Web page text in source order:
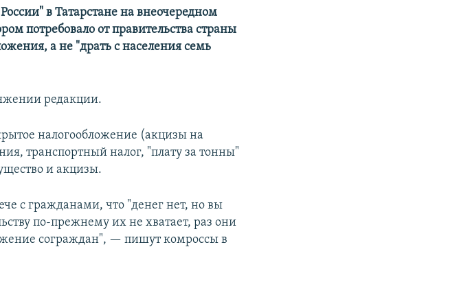
в Татарстане на внеочередном
потребовало от правительства страны
а не "драть с населения семь
редакции.
налогообложение (акцизы на
транспортный налог, "плату за тонны"
и акцизы.
с гражданами, что "денег нет, но вы
по-прежнему их не хватает, раз они
сограждан", — пишут комроссы в